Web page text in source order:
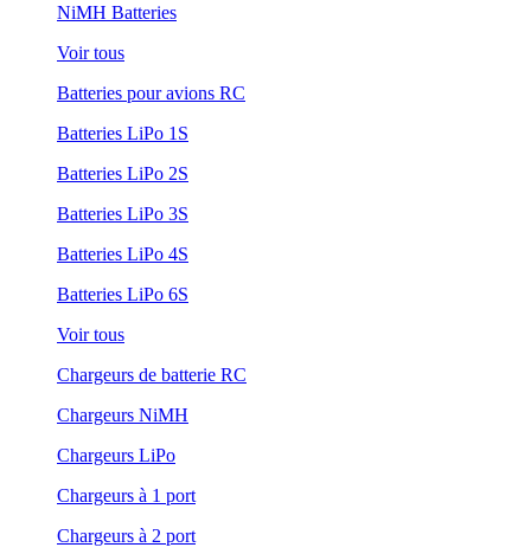
NiMH Batteries
Voir tous
Batteries pour avions RC
Batteries LiPo 1S
Batteries LiPo 2S
Batteries LiPo 3S
Batteries LiPo 4S
Batteries LiPo 6S
Voir tous
Chargeurs de batterie RC
Chargeurs NiMH
Chargeurs LiPo
Chargeurs à 1 port
Chargeurs à 2 port